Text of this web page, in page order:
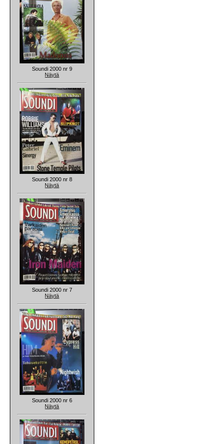
Soundi 2000 nr 9
Näytä
Soundi 2000 nr 8
Näytä
Soundi 2000 nr 7
Näytä
Soundi 2000 nr 6
Näytä